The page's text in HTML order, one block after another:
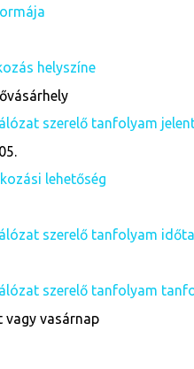
helyszíne
szerelő tanfolyam
lehetőség
szerelő tanfolyam
szerelő tanfolyam
vagy vasárnap